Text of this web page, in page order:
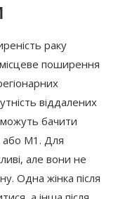
раку
поширення
віддалених
можуть бачити
M1. Для
але вони не
Одна жінка після